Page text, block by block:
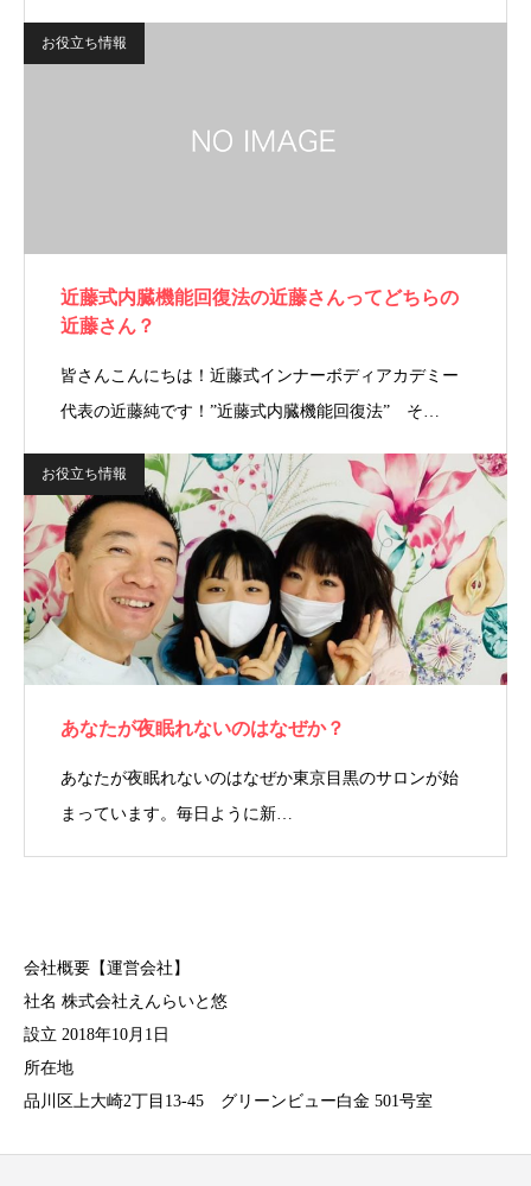
お役立ち情報
近藤式内臓機能回復法の近藤さんってどちらの
近藤さん？
皆さんこんにちは！近藤式インナーボディアカデミー
代表の近藤純です！”近藤式内臓機能回復法” そ…
お役立ち情報
あなたが夜眠れないのはなぜか？
あなたが夜眠れないのはなぜか東京目黒のサロンが始
まっています。毎日ように新…
会社概要【運営会社】
社名 株式会社えんらいと悠
設立 2018年10月1日
所在地
品川区上大崎2丁目13-45 グリーンビュー白金 501号室